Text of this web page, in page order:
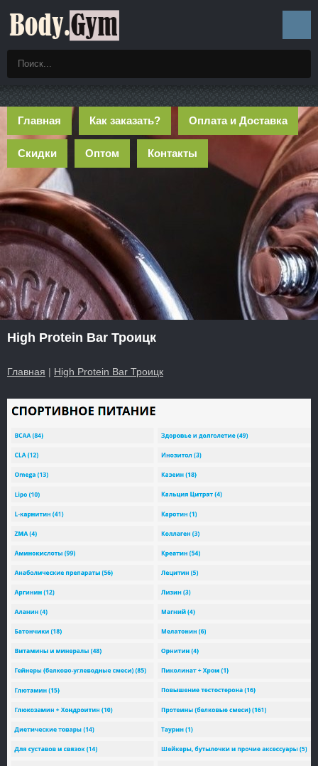
Главная Как заказать? Оплата и Доставка
Скидки Оптом Контакты
High Protein Bar Троицк
Главная | High Protein Bar Троицк